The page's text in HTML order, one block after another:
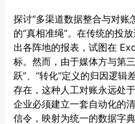
探讨“多渠道数据整合与对账
的“真相准绳”。在传统的投
出各阵地的报表，试图在
标。然而，由于媒体方与第
跃”、“转化”定义的归因逻辑
存在，这种人工对账永远处
企业必须建立一套自动化的
信令，映射为统一的数据字典